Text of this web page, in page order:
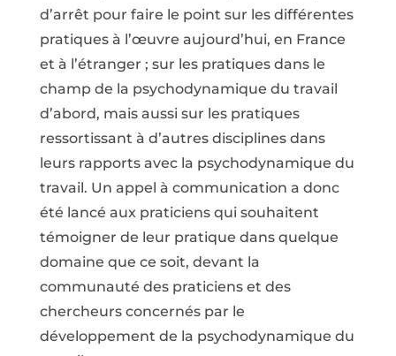
d’arrêt pour faire le point sur les différentes
pratiques à l’œuvre aujourd’hui, en France
et à l’étranger ; sur les pratiques dans le
champ de la psychodynamique du travail
d’abord, mais aussi sur les pratiques
ressortissant à d’autres disciplines dans
leurs rapports avec la psychodynamique du
travail. Un appel à communication a donc
été lancé aux praticiens qui souhaitent
témoigner de leur pratique dans quelque
domaine que ce soit, devant la
communauté des praticiens et des
chercheurs concernés par le
développement de la psychodynamique du